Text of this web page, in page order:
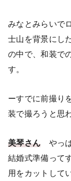
みなとみらいで
士山を背景にし
の中で、和装で
す。
ーすでに前撮り
装で撮ろうと思
美琴さん やっ
結婚式準備って
用をカットして